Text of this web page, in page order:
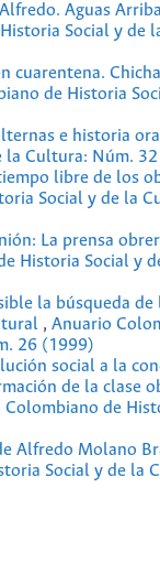
Aguas
Social y de
cuarentena.
de Historia
e historia
la Cultura: Núm.
libre de los
Social y de la
La prensa
Historia Social y
la búsqueda de
, Anuario
26 (1999)
social a la
de la clase
Colombiano de
Alfredo Molano
Social y de la